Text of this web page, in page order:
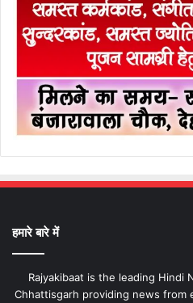
हमारे बारे में
Rajyakibaat is the leading Hindi
Chhattisgarh providing news